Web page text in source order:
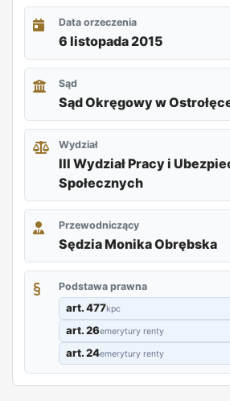
Data orzeczenia
6 listopada 2015
Sąd
Sąd Okręgowy w
Wydział
III Wydział Pracy i
Społecznych
Przewodniczący
Sędzia Monika Obrębska
Podstawa prawna
art. 477kpc
art. 26emerytury renty
art. 24emerytury renty